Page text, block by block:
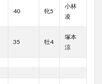
40 牝5
小林
凌
35 牡4
塚本
涼